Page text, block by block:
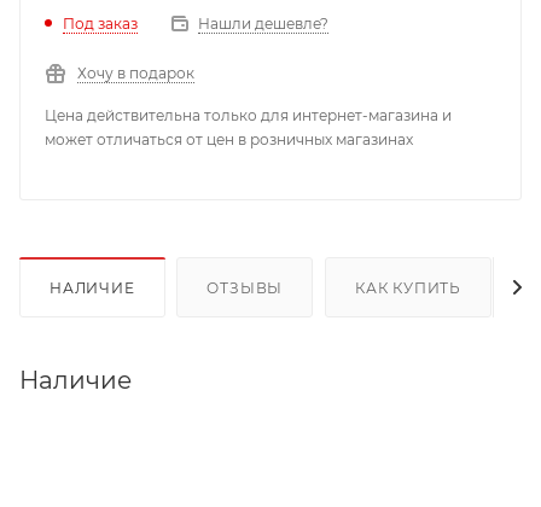
Под заказ Нашли дешевле?
Хочу в подарок
Цена действительна только для интернет-магазина и
может отличаться от цен в розничных магазинах
НАЛИЧИЕ ОТЗЫВЫ КАК КУПИТЬ
Наличие